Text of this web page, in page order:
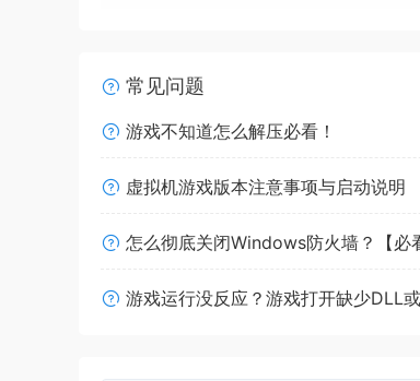
常见问题
游戏不知道怎么解压必看！
虚拟机游戏版本注意事项与启动说明
怎么彻底关闭Windows防火墙？【必
游戏运行没反应？游戏打开缺少DLL